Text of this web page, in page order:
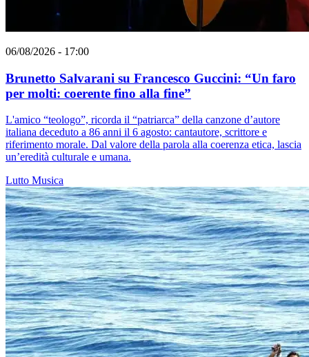
06/08/2026 - 17:00
Brunetto Salvarani su Francesco Guccini: “Un faro
per molti: coerente fino alla fine”
L'amico “teologo”, ricorda il “patriarca” della canzone d’autore
italiana deceduto a 86 anni il 6 agosto: cantautore, scrittore e
riferimento morale. Dal valore della parola alla coerenza etica, lascia
un’eredità culturale e umana.
Lutto Musica